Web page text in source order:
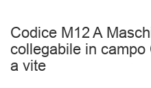
Codice M12 A
collegabile in
a vite